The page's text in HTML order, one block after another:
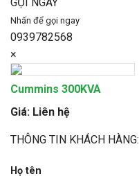
GỌI NGAY
Nhấn để gọi ngay
0939782568
×
Cummins 300KVA
Giá: Liên hệ
THÔNG TIN KHÁCH HÀNG:
Họ tên